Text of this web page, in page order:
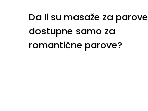
Da li su masaže za parove
dostupne samo za
romantične parove?